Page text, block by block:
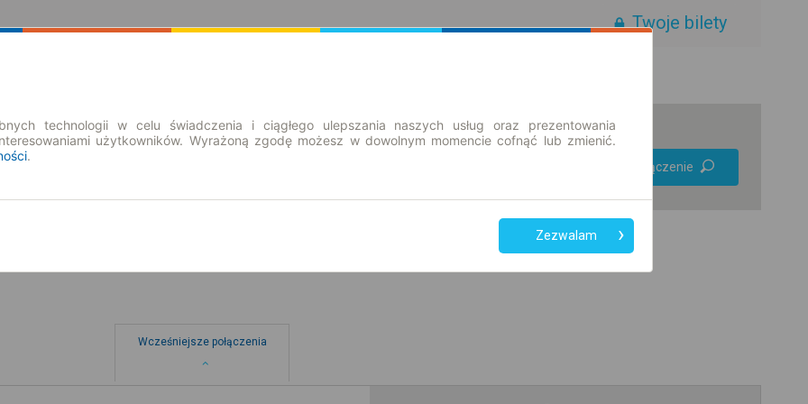
Twoje bilety
Znajdź połączenie
Wcześniejsze połączenia
technologii w celu świadczenia i ciągłego ulepszania naszych usług oraz prezentowania
użytkowników. Wyrażoną zgodę możesz w dowolnym momencie cofnąć lub zmienić.
.
Zezwalam